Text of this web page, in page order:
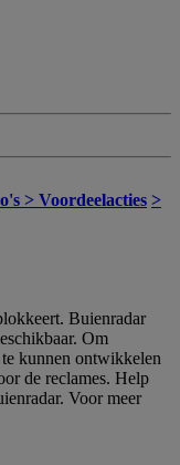
> Voordeelacties >
Buienradar
Om
kunnen ontwikkelen
de reclames. Help
Voor meer